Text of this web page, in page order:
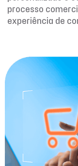
processo
experiência de